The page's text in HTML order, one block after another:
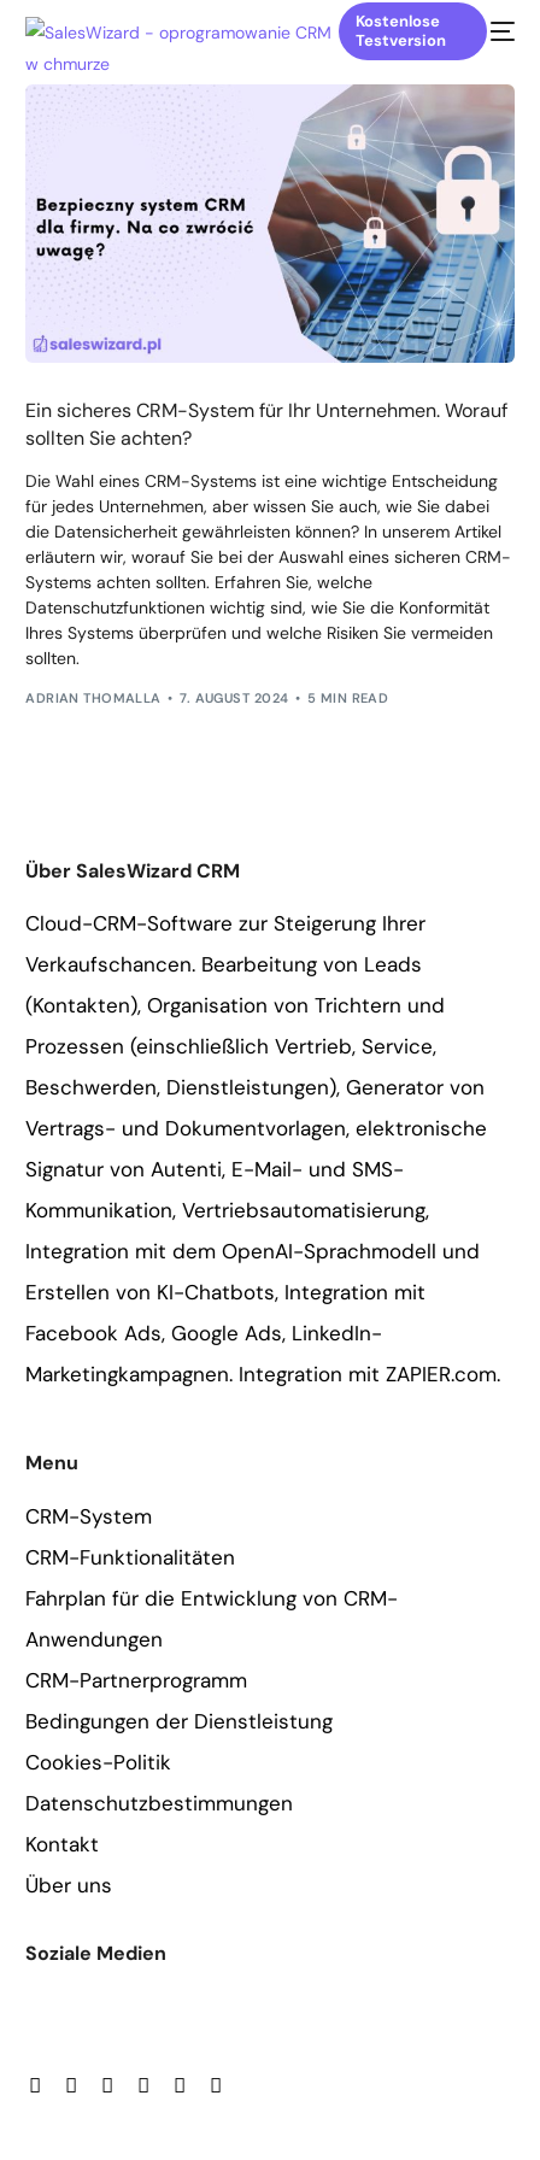
Kostenlose
Testversion
Ein sicheres CRM-System für Ihr Unternehmen. Worauf
sollten Sie achten?
Die Wahl eines CRM-Systems ist eine wichtige Entscheidung
für jedes Unternehmen, aber wissen Sie auch, wie Sie dabei
die Datensicherheit gewährleisten können? In unserem Artikel
erläutern wir, worauf Sie bei der Auswahl eines sicheren CRM-
Systems achten sollten. Erfahren Sie, welche
Datenschutzfunktionen wichtig sind, wie Sie die Konformität
Ihres Systems überprüfen und welche Risiken Sie vermeiden
sollten.
ADRIAN THOMALLA 7. AUGUST 2024 5 MIN READ
Über SalesWizard CRM
Cloud-CRM-Software zur Steigerung Ihrer
Verkaufschancen. Bearbeitung von Leads
(Kontakten), Organisation von Trichtern und
Prozessen (einschließlich Vertrieb, Service,
Beschwerden, Dienstleistungen), Generator von
Vertrags- und Dokumentvorlagen, elektronische
Signatur von Autenti, E-Mail- und SMS-
Kommunikation, Vertriebsautomatisierung,
Integration mit dem OpenAI-Sprachmodell und
Erstellen von KI-Chatbots, Integration mit
Facebook Ads, Google Ads, LinkedIn-
Marketingkampagnen. Integration mit ZAPIER.com.
Menu
CRM-System
CRM-Funktionalitäten
Fahrplan für die Entwicklung von CRM-
Anwendungen
CRM-Partnerprogramm
Bedingungen der Dienstleistung
Cookies-Politik
Datenschutzbestimmungen
Kontakt
Über uns
Soziale Medien